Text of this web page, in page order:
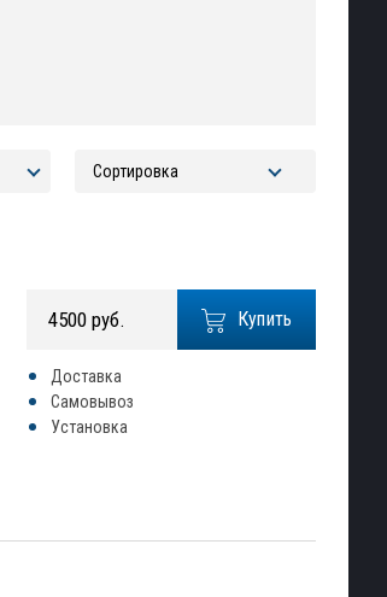
Купить
4500 руб.
Доставка
Самовывоз
Установка